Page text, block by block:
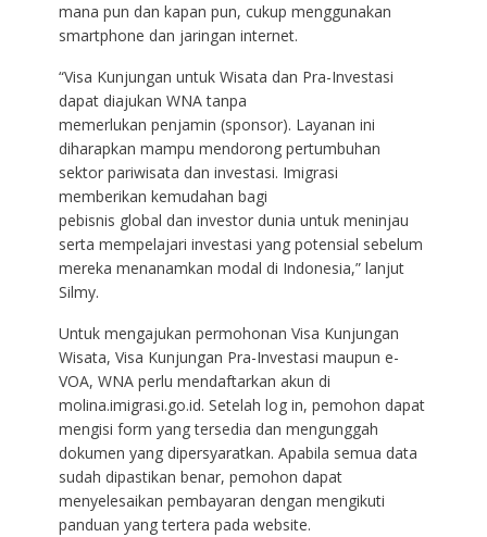
mana pun dan kapan pun, cukup menggunakan
smartphone dan jaringan internet.
“Visa Kunjungan untuk Wisata dan Pra-Investasi
dapat diajukan WNA tanpa
memerlukan penjamin (sponsor). Layanan ini
diharapkan mampu mendorong pertumbuhan
sektor pariwisata dan investasi. Imigrasi
memberikan kemudahan bagi
pebisnis global dan investor dunia untuk meninjau
serta mempelajari investasi yang potensial sebelum
mereka menanamkan modal di Indonesia,” lanjut
Silmy.
Untuk mengajukan permohonan Visa Kunjungan
Wisata, Visa Kunjungan Pra-Investasi maupun e-
VOA, WNA perlu mendaftarkan akun di
molina.imigrasi.go.id. Setelah log in, pemohon dapat
mengisi form yang tersedia dan mengunggah
dokumen yang dipersyaratkan. Apabila semua data
sudah dipastikan benar, pemohon dapat
menyelesaikan pembayaran dengan mengikuti
panduan yang tertera pada website.